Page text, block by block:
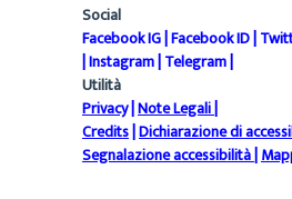
Social
Facebook IG|Facebook ID|
|Instagram|Telegram|
Utilità
Privacy|Note Legali|
Credits|Dichiarazione di
Segnalazione accessibilità|